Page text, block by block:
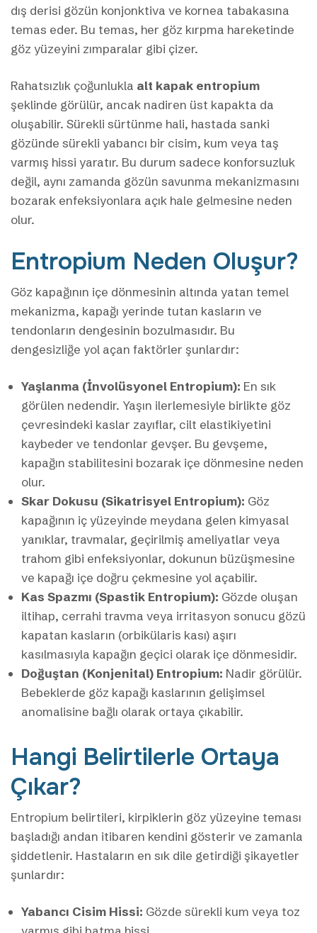
dış derisi gözün konjonktiva ve kornea tabakasına
temas eder. Bu temas, her göz kırpma hareketinde
göz yüzeyini zımparalar gibi çizer.
Rahatsızlık çoğunlukla alt kapak entropium
şeklinde görülür, ancak nadiren üst kapakta da
oluşabilir. Sürekli sürtünme hali, hastada sanki
gözünde sürekli yabancı bir cisim, kum veya taş
varmış hissi yaratır. Bu durum sadece konforsuzluk
değil, aynı zamanda gözün savunma mekanizmasını
bozarak enfeksiyonlara açık hale gelmesine neden
olur.
Entropium Neden Oluşur?
Göz kapağının içe dönmesinin altında yatan temel
mekanizma, kapağı yerinde tutan kasların ve
tendonların dengesinin bozulmasıdır. Bu
dengesizliğe yol açan faktörler şunlardır:
Yaşlanma (İnvolüsyonel Entropium): En sık
görülen nedendir. Yaşın ilerlemesiyle birlikte göz
çevresindeki kaslar zayıflar, cilt elastikiyetini
kaybeder ve tendonlar gevşer. Bu gevşeme,
kapağın stabilitesini bozarak içe dönmesine neden
olur.
Skar Dokusu (Sikatrisyel Entropium): Göz
kapağının iç yüzeyinde meydana gelen kimyasal
yanıklar, travmalar, geçirilmiş ameliyatlar veya
trahom gibi enfeksiyonlar, dokunun büzüşmesine
ve kapağı içe doğru çekmesine yol açabilir.
Kas Spazmı (Spastik Entropium): Gözde oluşan
iltihap, cerrahi travma veya irritasyon sonucu gözü
kapatan kasların (orbikülaris kası) aşırı
kasılmasıyla kapağın geçici olarak içe dönmesidir.
Doğuştan (Konjenital) Entropium: Nadir görülür.
Bebeklerde göz kapağı kaslarının gelişimsel
anomalisine bağlı olarak ortaya çıkabilir.
Hangi Belirtilerle Ortaya
Çıkar?
Entropium belirtileri, kirpiklerin göz yüzeyine teması
başladığı andan itibaren kendini gösterir ve zamanla
şiddetlenir. Hastaların en sık dile getirdiği şikayetler
şunlardır:
Yabancı Cisim Hissi: Gözde sürekli kum veya toz